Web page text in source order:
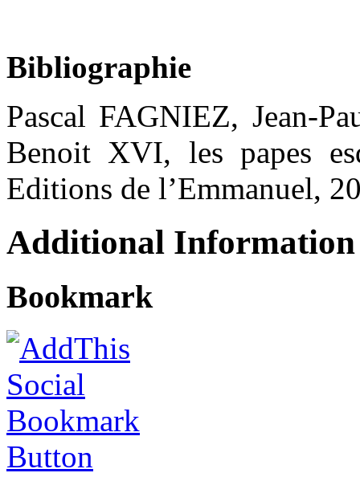
Bibliographie
Pascal FAGNIEZ, Jean-
Benoit XVI, les papes
Editions de l’Emmanuel,
Additional Information
Bookmark